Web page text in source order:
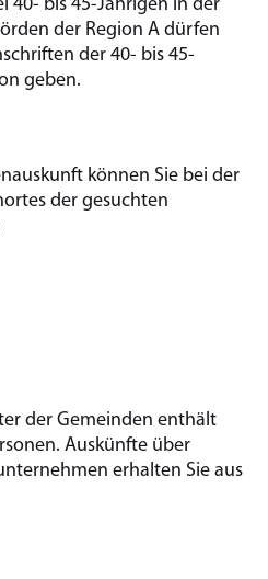
40- bis 45-Jährigen in der
der Region A dürfen
der 40- bis 45-
geben.
können Sie bei der
der gesuchten
der Gemeinden enthält
Auskünfte über
erhalten Sie aus